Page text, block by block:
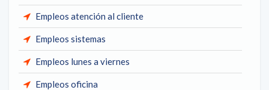
Empleos atención al cliente
Empleos sistemas
Empleos lunes a viernes
Empleos oficina